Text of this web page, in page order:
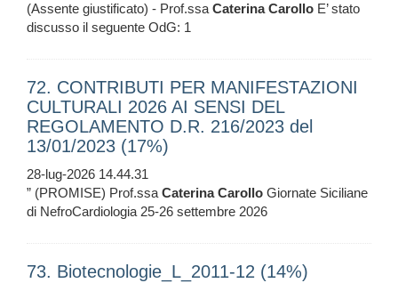
(Assente giustificato) - Prof.ssaCaterina Carollo E’ stato
discusso il seguente OdG: 1
72. CONTRIBUTI PER MANIFESTAZIONI
CULTURALI 2026 AI SENSI DEL
REGOLAMENTO D.R. 216/2023 del
13/01/2023 (17%)
28-lug-2026 14.44.31
” (PROMISE) Prof.ssaCaterina Carollo Giornate Siciliane
di NefroCardiologia 25-26 settembre 2026
73. Biotecnologie_L_2011-12 (14%)